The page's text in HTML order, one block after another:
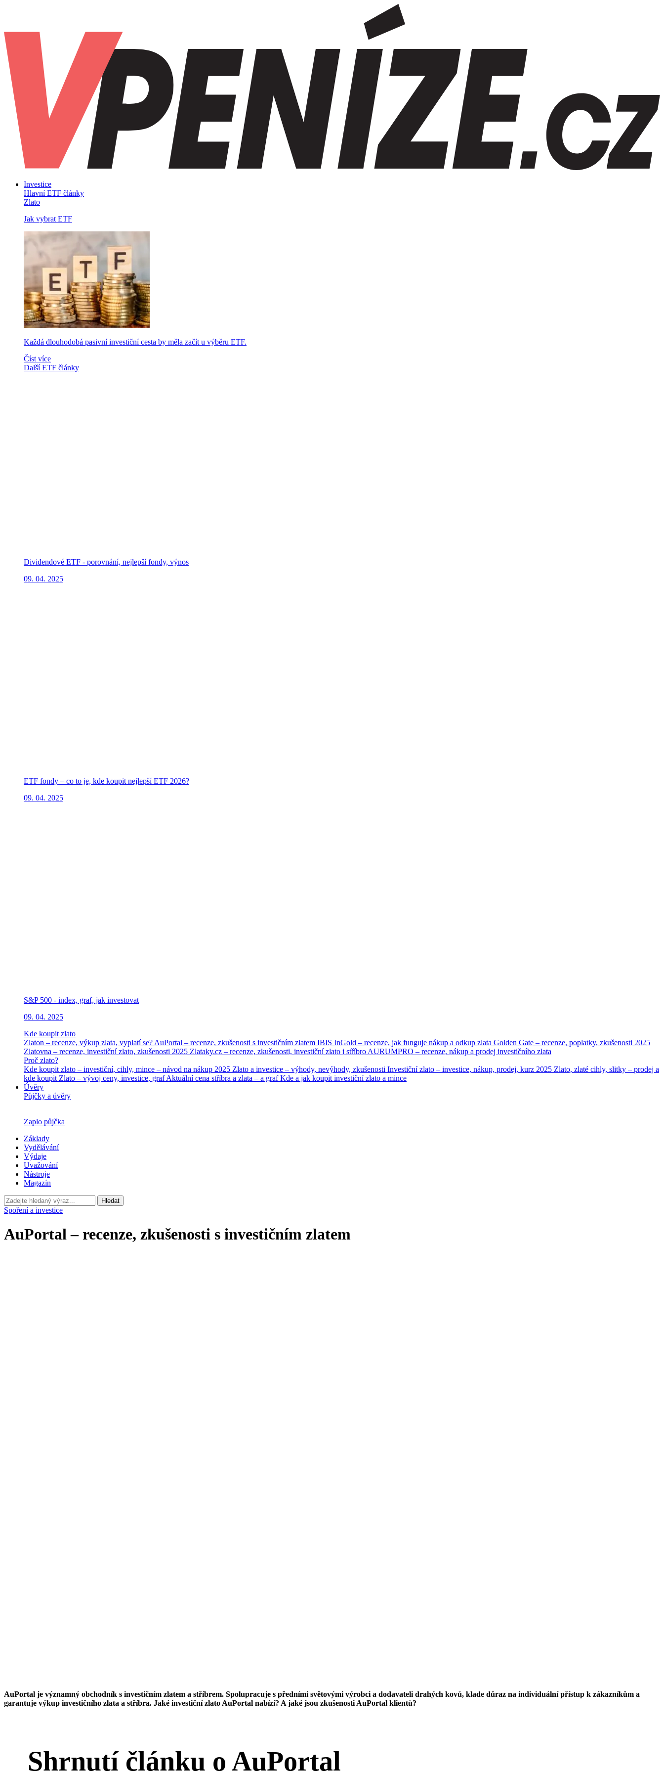
Investice
Hlavní ETF články
Zlato
Jak vybrat ETF
Každá dlouhodobá pasivní investiční cesta by měla začít u výběru ETF.
Číst více
Další ETF články
Dividendové ETF - porovnání, nejlepší fondy, výnos
09. 04. 2025
ETF fondy – co to je, kde koupit nejlepší ETF 2026?
09. 04. 2025
S&P 500 - index, graf, jak investovat
09. 04. 2025
Kde koupit zlato
Zlaton – recenze, výkup zlata, vyplatí se? AuPortal – recenze, zkušenosti s investičním zlatem IBIS InGold – recenze, jak funguje nákup a odkup zlata Golden Gate – recenze, poplatky, zkušenosti 2025
Zlatovna – recenze, investiční zlato, zkušenosti 2025 Zlataky.cz – recenze, zkušenosti, investiční zlato i stříbro AURUMPRO – recenze, nákup a prodej investičního zlata
Proč zlato?
Kde koupit zlato – investiční, cihly, mince – návod na nákup 2025 Zlato a investice – výhody, nevýhody, zkušenosti Investiční zlato – investice, nákup, prodej, kurz 2025 Zlato, zlaté cihly, slitky – prodej a
kde koupit Zlato – vývoj ceny, investice, grafAktuální cena stříbra a zlata – a grafKde a jak koupit investiční zlato a mince
Úvěry
Půjčky a úvěry
Zaplo půjčka
Základy
Vydělávání
Výdaje
Uvažování
Nástroje
Magazín
Hledat
Spoření a investice
AuPortal – recenze, zkušenosti s investičním zlatem
AuPortal je významný obchodník s investičním zlatem a stříbrem. Spolupracuje s předními světovými výrobci a dodavateli drahých kovů, klade důraz na individuální přístup k zákazníkům a
garantuje výkup investičního zlata a stříbra. Jaké investiční zlato AuPortal nabízí? A jaké jsou zkušenosti AuPortal klientů?
Shrnutí článku o AuPortal